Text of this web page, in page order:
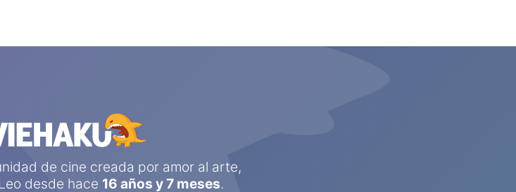
de cine creada por amor al arte,
desde hace 16 años y 7 meses.